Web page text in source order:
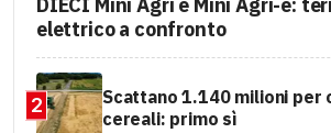
elettrico a confronto
2
Scattano 1.140 milioni per
cereali: primo sì